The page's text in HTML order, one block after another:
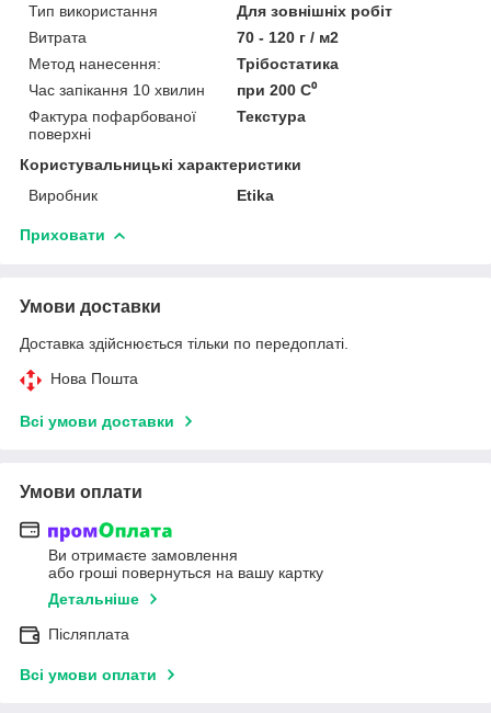
Тип використання
Для зовнішніх робіт
Витрата
70 - 120 г / м2
Метод нанесення:
Трібостатика
Час запікання 10 хвилин
при 200 C⁰
Фактура пофарбованої
поверхні
Текстура
Користувальницькі характеристики
Виробник
Etika
Приховати
Умови доставки
Доставка здійснюється тільки по передоплаті.
Нова Пошта
Всі умови доставки
Умови оплати
Ви отримаєте замовлення
або гроші повернуться на вашу картку
Детальніше
Післяплата
Всі умови оплати